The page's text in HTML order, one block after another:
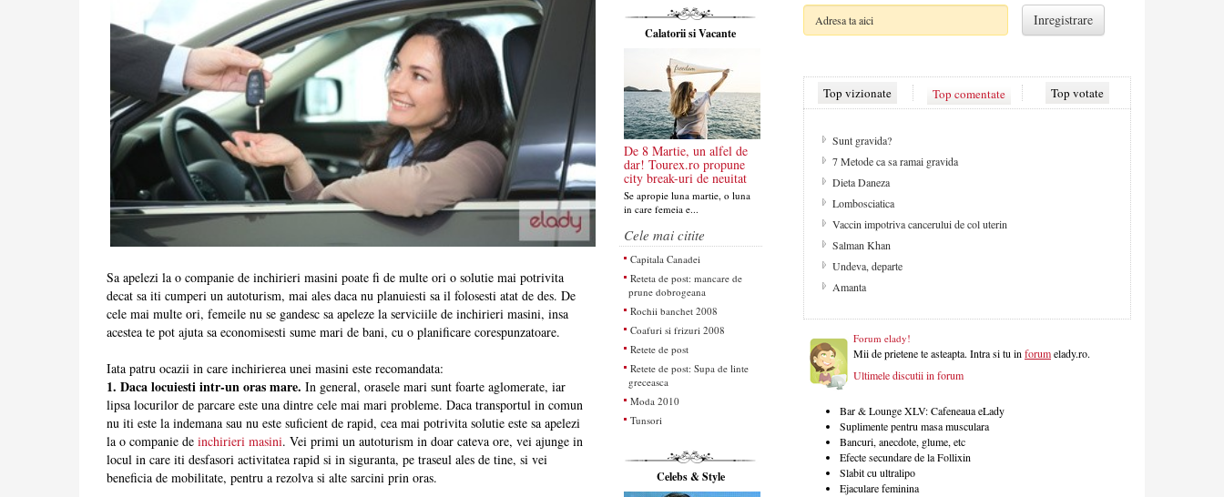
Sa apelezi la o companie de inchirieri masini poate fi de multe ori o solutie mai potrivita
decat sa iti cumperi un autoturism, mai ales daca nu planuiesti sa il folosesti atat de des. De
cele mai multe ori, femeile nu se gandesc sa apeleze la serviciile de inchirieri masini, insa
acestea te pot ajuta sa economisesti sume mari de bani, cu o planificare corespunzatoare.
Iata patru ocazii in care inchirierea unei masini este recomandata:
1. Daca locuiesti intr-un oras mare. In general, orasele mari sunt foarte aglomerate, iar
lipsa locurilor de parcare este una dintre cele mai mari probleme. Daca transportul in comun
nu iti este la indemana sau nu este suficient de rapid, cea mai potrivita solutie este sa apelezi
la o companie de inchirieri masini. Vei primi un autoturism in doar cateva ore, vei ajunge in
locul in care iti desfasori activitatea rapid si in siguranta, pe traseul ales de tine, si vei
beneficia de mobilitate, pentru a rezolva si alte sarcini prin oras.
Calatorii si Vacante
De 8 Martie, un alfel de
dar! Tourex.ro propune
city break-uri de neuitat
Se apropie luna martie, o luna
in care femeia e...
Cele mai citite
Capitala Canadei
Reteta de post: mancare de
prune dobrogeana
Rochii banchet 2008
Coafuri si frizuri 2008
Retete de post
Retete de post: Supa de linte
greceasca
Moda 2010
Tunsori
Celebs & Style
Top vizionate Top comentate Top votate
De ce apare celulita?
Cum sa ai un par fara varfuri despicate
Strategii contra celulitei
Aspecte de retinut pentru camera copilului
Despre sex
Solarul - pretul gambelor aurii
Migrena
Masa de Craciun
Forum elady!
Mii de prietene te asteapta. Intra si tu inforumelady.ro.
Ultimele discutii in forum
Bar & Lounge XLV: Cafeneaua eLady
Suplimente pentru masa musculara
Bancuri, anecdote, glume, etc
Efecte secundare de la Follixin
Slabit cu ultralipo
Ejaculare feminina